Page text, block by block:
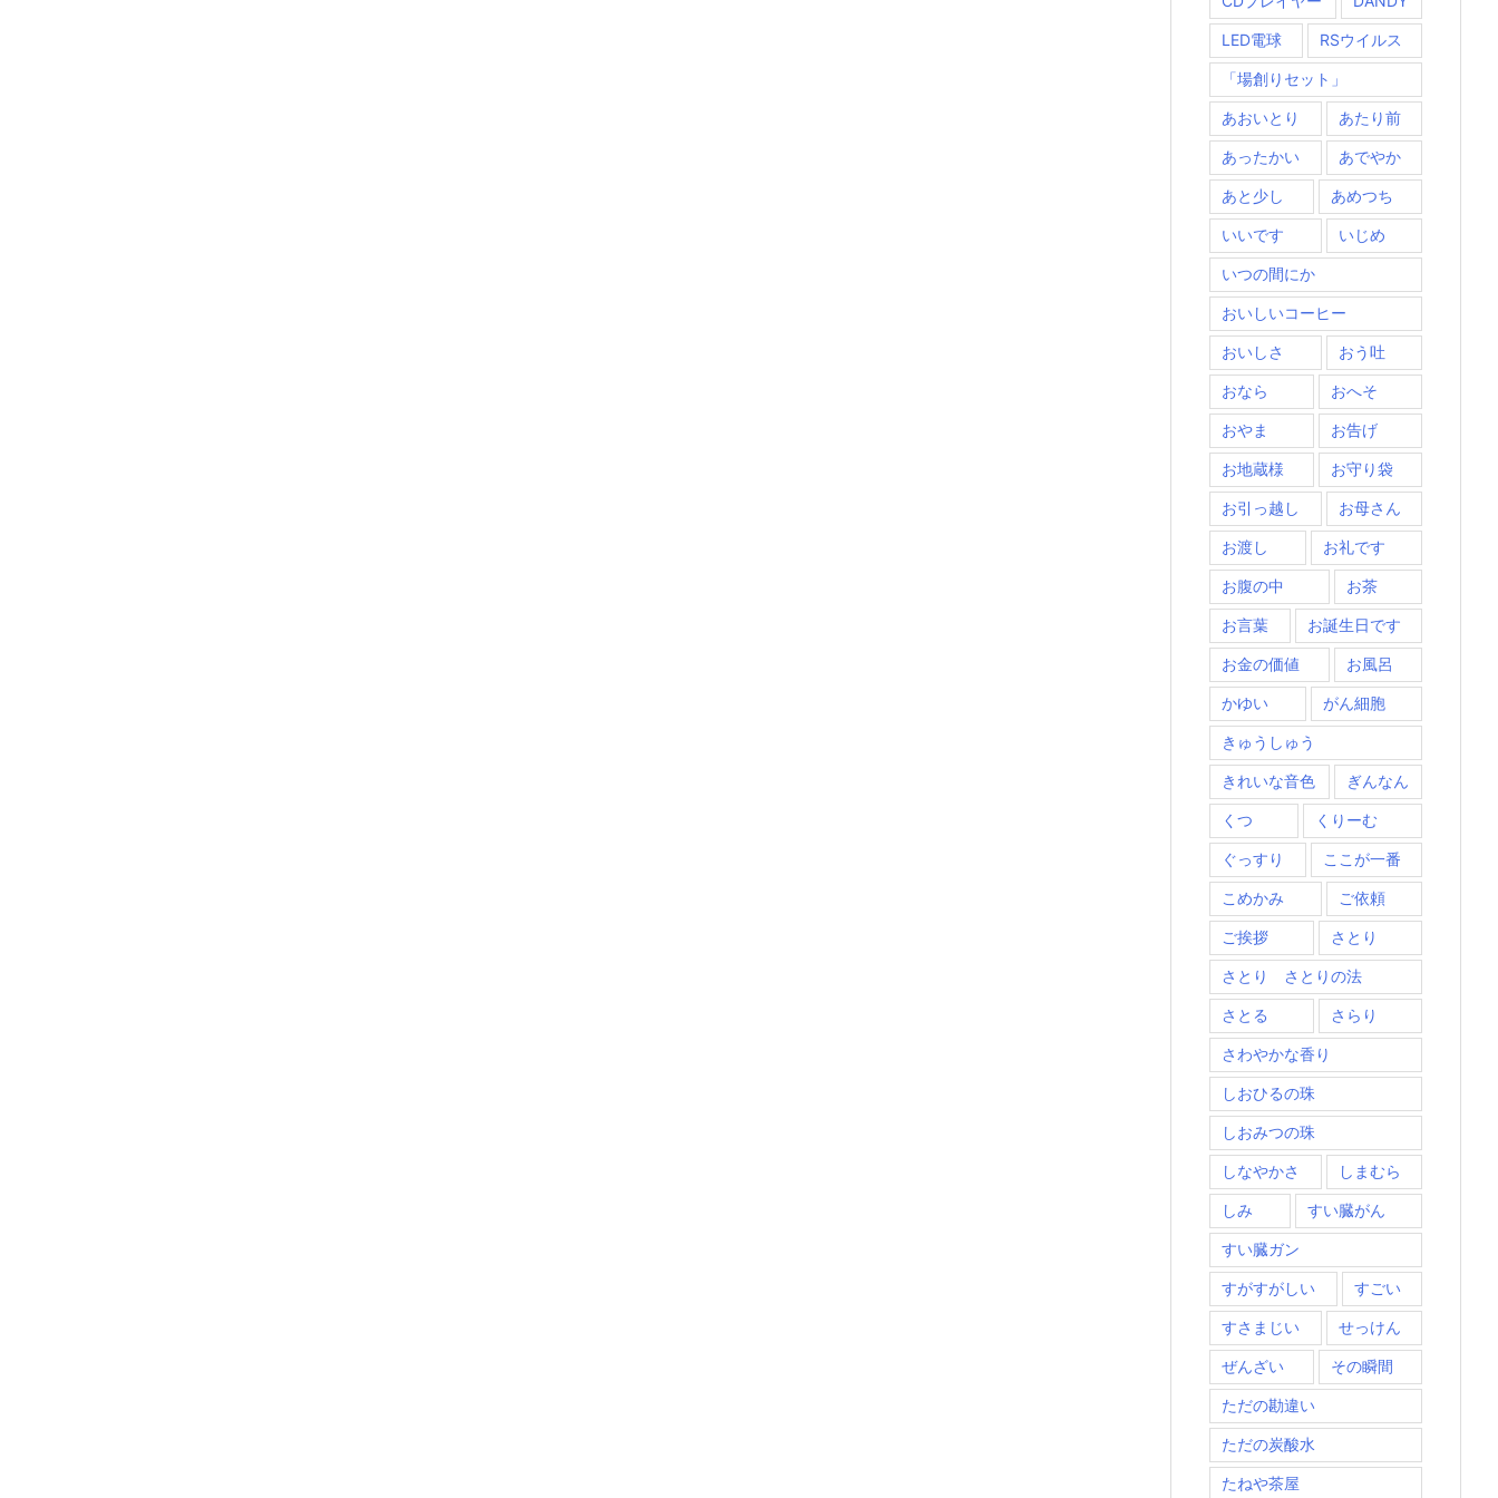
LED電球 RSウイルス
「場創りセット」
あおいとり あたり前
あったかい あでやか
あと少し あめつち
いいです いじめ
いつの間にか
おいしいコーヒー
おいしさ おう吐
おなら おへそ
おやま お告げ
お地蔵様 お守り袋
お引っ越し お母さん
お渡し お礼です
お腹の中 お茶
お言葉 お誕生日です
お金の価値 お風呂
かゆい がん細胞
きゅうしゅう
きれいな音色 ぎんなん
くつ くりーむ
ぐっすり ここが一番
こめかみ ご依頼
ご挨拶 さとり
さとり さとりの法
さとる さらり
さわやかな香り
しおひるの珠
しおみつの珠
しなやかさ しまむら
しみ すい臓がん
すい臓ガン
すがすがしい すごい
すさまじい せっけん
ぜんざい その瞬間
ただの勘違い
ただの炭酸水
たねや茶屋